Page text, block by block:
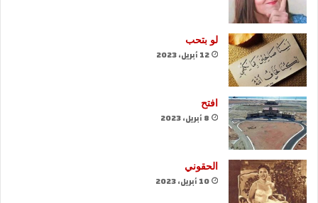
لو بتحب
12 أبريل، 2023
افتح
8 أبريل، 2023
الحقوني
10 أبريل، 2023